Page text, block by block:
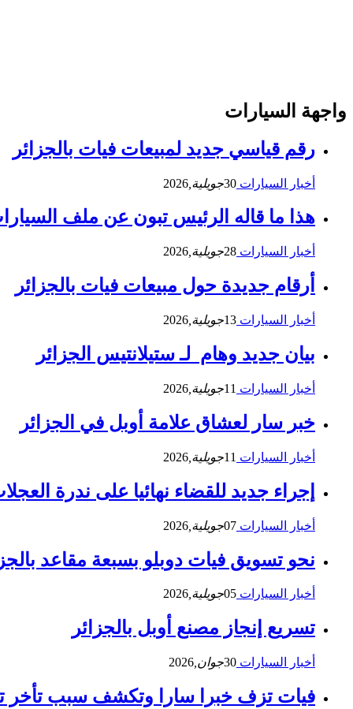
واجهة السيارات
رقم قياسي جديد لمبيعات فيات بالجزائر
أخبار السيارات 30جويلية, 2026
هذا ما قاله الرئيس تبون عن ملف
أخبار السيارات 28جويلية, 2026
أرقام جديدة حول مبيعات فيات بالجزائر
أخبار السيارات 13جويلية, 2026
بيان جديد وهام لـ ستيلانتيس الجزائر
أخبار السيارات 11جويلية, 2026
خبر سار لعشاق علامة أوبل في الجزائر
أخبار السيارات 11جويلية, 2026
إجراء جديد للقضاء نهائيا على ندرة
أخبار السيارات 07جويلية, 2026
نحو تسويق فيات دوبلو بسبعة مقاعد
أخبار السيارات 05جويلية,2026
تسريع إنجاز مصنع أوبل بالجزائر
أخبار السيارات 30جوان, 2026
فيات تزف خبرا سارا وتكشف سبب تأخر